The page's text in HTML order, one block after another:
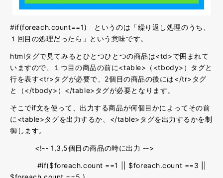
#if(foreach.count==1) というのは「繰り返し処理のうち、
１回目の処理だったら」という意味です。
htmlタグで見てみるとひとつひとつの商品は<td>で囲まれて
いますので、１つ目の商品の前に<table>（<tbody>）タグと
行を表す<tr>タグが必要で、2個目の商品の後には</tr>タグ
と（</tbody>）</table>タグが必要となります。
そこでif文を使って、出力する商品が何個目かによってその前
に<table>タグを出力するか、</table>タグを出力するかを制
御します。
<!-- 1,3,5個目の商品の時に出力 -->
#if($foreach.count ==1 || $foreach.count ==3 ||